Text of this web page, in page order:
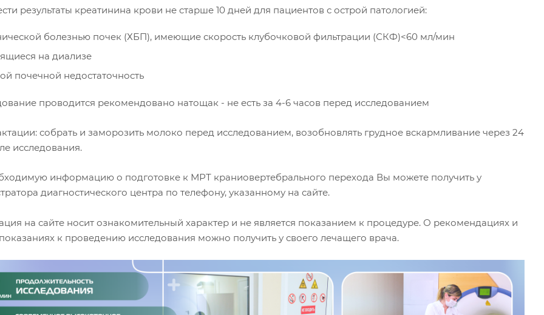
результаты креатинина крови не старше 10 дней для пациентов с острой патологией:
болезнью почек (ХБП), имеющие скорость клубочковой фильтрации (СКФ)<60 мл/мин
на диализе
почечной недостаточность
проводится рекомендовано натощак - не есть за 4-6 часов перед исследованием
собрать и заморозить молоко перед исследованием, возобновлять грудное вскармливание через 24
исследования.
информацию о подготовке к МРТ краниовертебрального перехода Вы можете получить у
диагностического центра по телефону, указанному на сайте.
на сайте носит ознакомительный характер и не является показанием к процедуре. О рекомендациях и
к проведению исследования можно получить у своего лечащего врача.